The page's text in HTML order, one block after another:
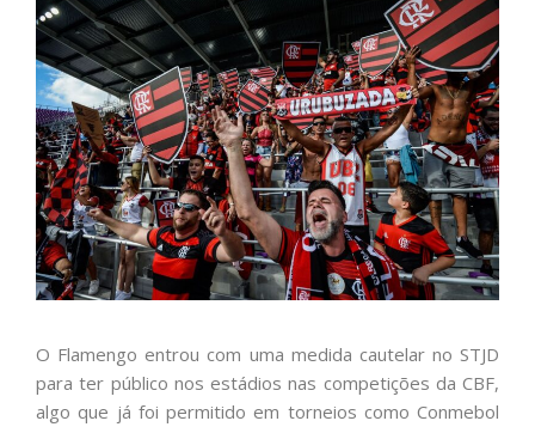
O Flamengo entrou com uma medida cautelar no STJD
para ter público nos estádios nas competições da CBF,
algo que já foi permitido em torneios como Conmebol